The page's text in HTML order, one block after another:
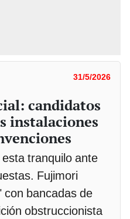
31/5/2026
candidatos
instalaciones
tranquilo ante
Fujimori
con bancadas de
obstruccionista